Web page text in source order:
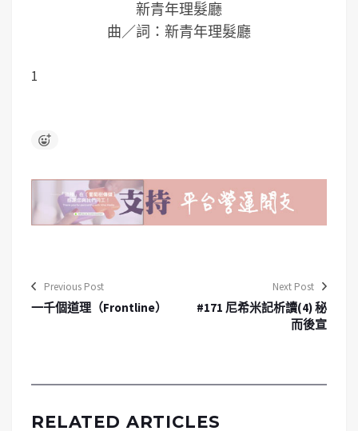
新青年理髮廳
曲／詞：新青年理髮廳
1
Previous Post
一千個道理（Frontline）
Next Post
#171 尼希米記析讀(4) 秘
而後宣
RELATED ARTICLES